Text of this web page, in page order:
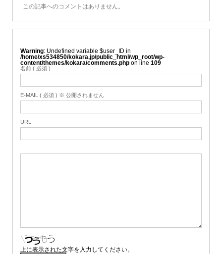
この記事へのコメントはありません。
Warning : Undefined variable $user_ID in
/home/xs534850/kokara.jp/public_html/wp_root/wp-
content/themes/kokara/comments.phpon line 109
名前 ( 必須 )
E-MAIL ( 必須 ) ※ 公開されません
URL
上に表示された文字を入力してください。